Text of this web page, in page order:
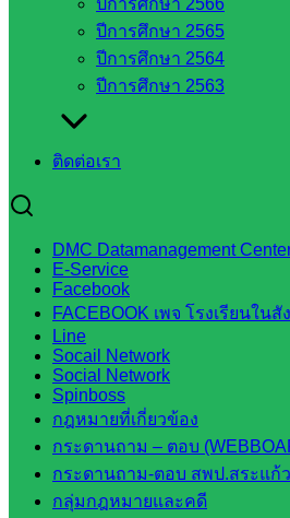
ปีการศึกษา 2566
ปีการศึกษา 2565
ปีการศึกษา 2564
ปีการศึกษา 2563
ติดต่อเรา
DMC Datamanagement
E-Service
Facebook
FACEBOOK เพจ โรงเรียนในสั
Line
Socail Network
Social Network
Spinboss
กฎหมายที่เกี่ยวข้อง
กระดานถาม – ตอบ
กระดานถาม-ตอบ สพป.สระแก้ว
กลุ่มกฎหมายและคดี
สพป. ใน
สังกัด
สพฐ.
กรมบัญชี
กลาง
ส.ก.ส.ค
ในจังหวัด
สระแก้ว
จังหวัด
สระแก้ว
องค์การ
บริหาร
ส่วน
จังหวัด